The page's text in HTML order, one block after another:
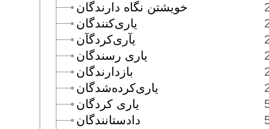
خويشتن نگاه دارندگان
يارى‌كنندگان
يآرى‌كردگآن
يارى رسندگان
بازدارندگان
يارى‌كرده‌شدگان
يارى كردگان
دادستانندگان